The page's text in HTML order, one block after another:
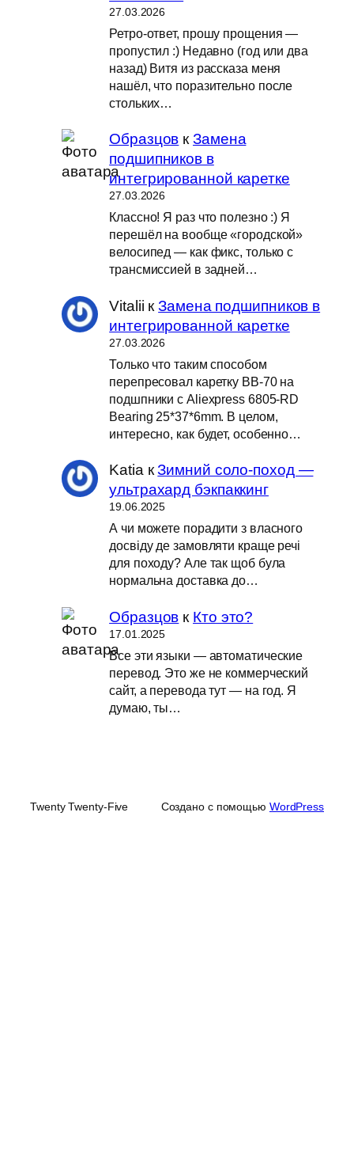
27.03.2026
Ретро-ответ, прошу прощения —
пропустил :) Недавно (год или два
назад) Витя из рассказа меня
нашёл, что поразительно после
стольких…
Образцов кЗамена
подшипников в
интегрированной каретке
27.03.2026
Классно! Я раз что полезно :) Я
перешёл на вообще «городской»
велосипед — как фикс, только с
трансмиссией в задней…
Vitalii кЗамена подшипников в
интегрированной каретке
27.03.2026
Только что таким способом
перепресовал каретку BB-70 на
подшпники с Aliexpress 6805-RD
Bearing 25*37*6mm. В целом,
интересно, как будет, особенно…
KatiaкЗимний соло-поход —
ультрахард бэкпаккинг
19.06.2025
А чи можете порадити з власного
досвіду де замовляти краще речі
для походу? Але так щоб була
нормальна доставка до…
Образцов к Кто это?
17.01.2025
Все эти языки — автоматические
перевод. Это же не коммерческий
сайт, а перевода тут — на год. Я
думаю, ты…
Twenty Twenty-Five Создано с помощью WordPress